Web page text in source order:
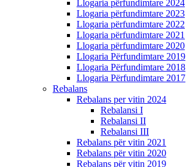
Llogaria përfundimtare 2024
Llogaria përfundimtare 2023
Llogaria përfundimtare 2022
Llogaria përfundimtare 2021
Llogaria përfundimtare 2020
Llogaria Përfundimtare 2019
Llogaria Përfundimtare 2018
Llogaria Përfundimtare 2017
Rebalans
Rebalans per vitin 2024
Rebalansi I
Rebalansi II
Rebalansi III
Rebalans për vitin 2021
Rebalans për vitin 2020
Rebalans për vitin 2019